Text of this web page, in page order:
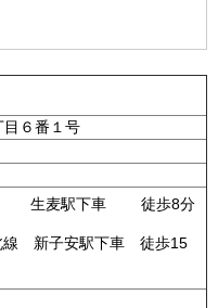
目６番１号
線 生麦駅下車 徒歩8分
線 新子安駅下車 徒歩15